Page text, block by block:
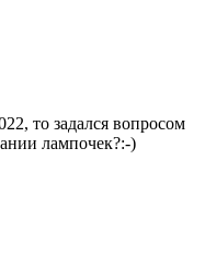
то задался вопросом
лампочек?:-)